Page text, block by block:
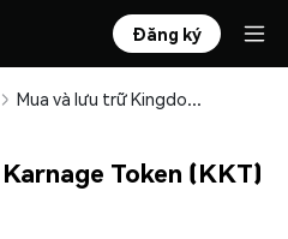
Đăng ký
Mua và lưu trữ Kingdom Karnage Token (KKT) an toàn
Token (KKT)